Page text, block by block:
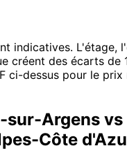
indicatives. L'étage,
créent des écarts de
ci-dessus pour le
sur-Argens vs
Côte